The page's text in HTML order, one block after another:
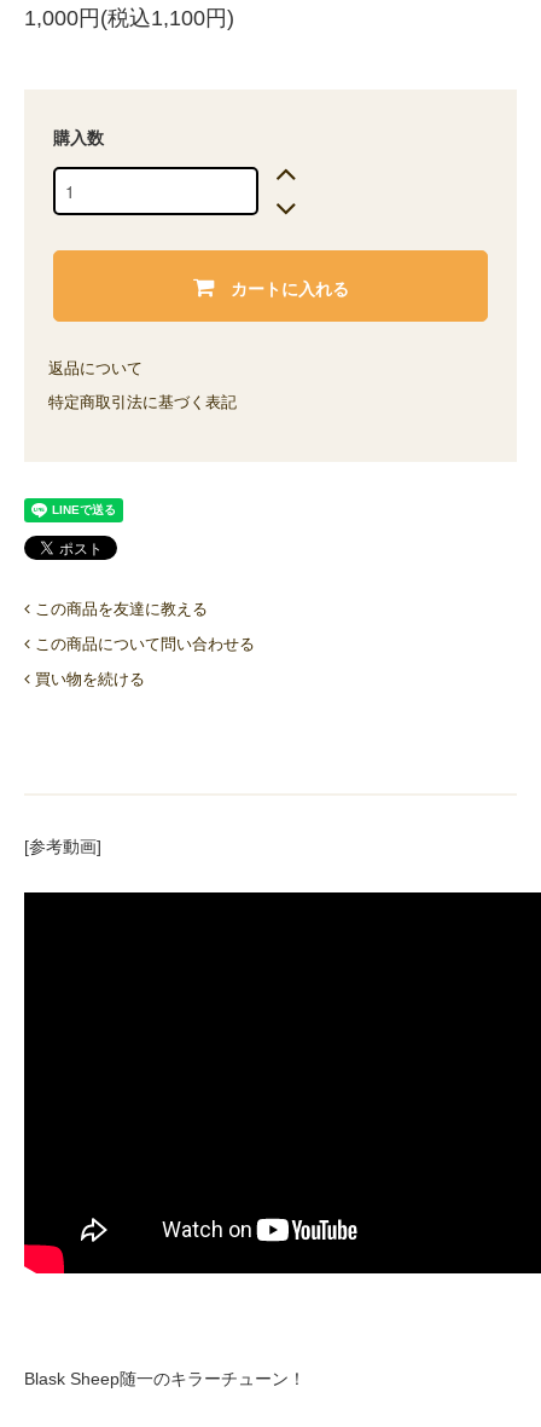
1,000円(税込1,100円)
購入数
カートに入れる
返品について
特定商取引法に基づく表記
この商品を友達に教える
この商品について問い合わせる
買い物を続ける
[参考動画]
Blask Sheep随一のキラーチューン！